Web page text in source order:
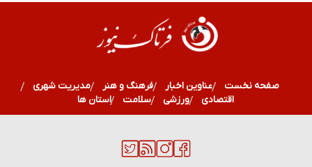
صفحه نخست عناوین اخبار فرهنگ و هنر
مدیریت شهری
اقتصادی
ورزشی سلامت استان ها